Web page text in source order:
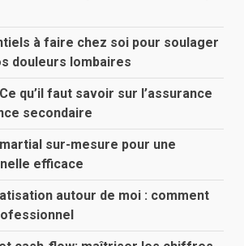
à faire chez soi pour soulager
douleurs lombaires
qu’il faut savoir sur l’assurance
secondaire
martial sur-mesure pour une
efficace
autour de moi : comment